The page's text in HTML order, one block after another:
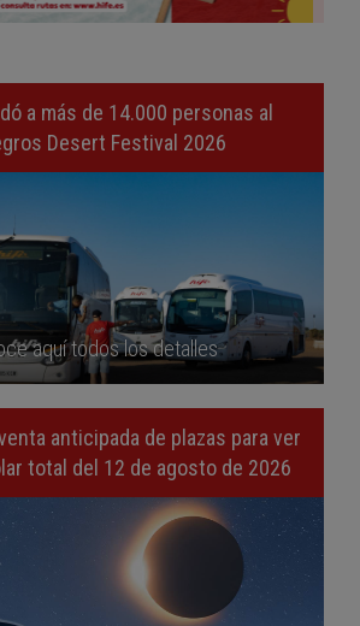
a más de 14.000 personas al
Desert Festival 2026
aquí todos los detalles
anticipada de plazas para ver
total del 12 de agosto de 2026